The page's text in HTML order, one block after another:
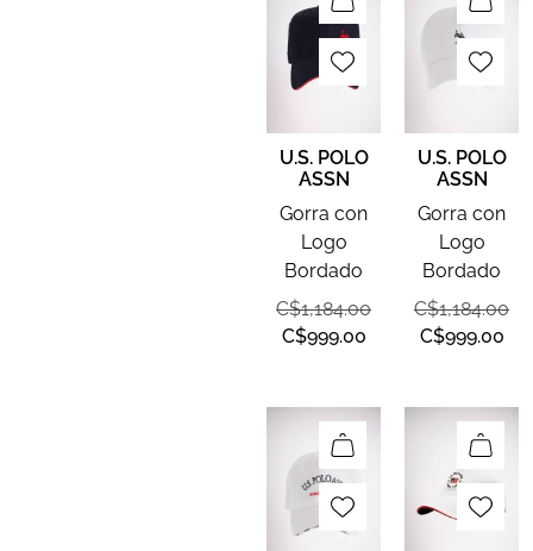
U.S. POLO
ASSN
Gorra con
Logo
Bordado
C$1,184.00
C$999.00
U.S. POLO
ASSN
Gorra con
Logo
Bordado
C$1,184.00
C$999.00